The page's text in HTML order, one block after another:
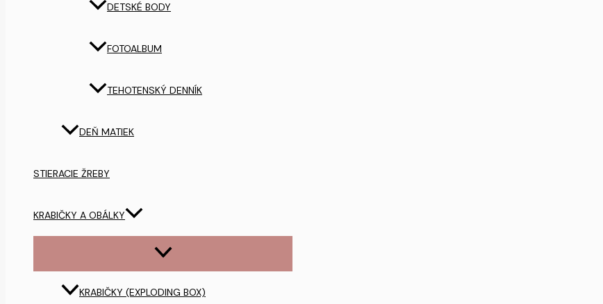
DETSKÉ BODY
FOTOALBUM
TEHOTENSKÝ DENNÍK
DEŇ MATIEK
STIERACIE ŽREBY
KRABIČKY A OBÁLKY
KRABIČKY (EXPLODING BOX)